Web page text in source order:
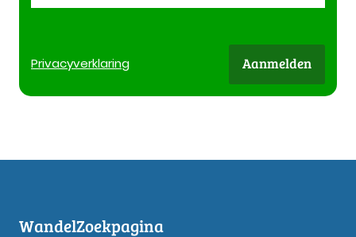
Privacyverklaring Aanmelden
WandelZoekpagina